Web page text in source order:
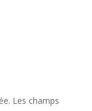
Les champs